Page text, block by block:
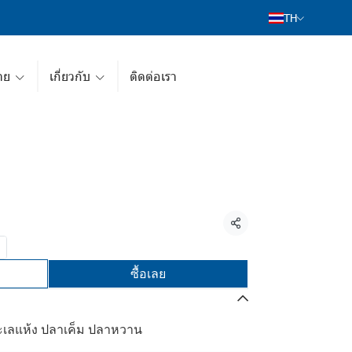
TH
ย เกี่ยวกับ ติดต่อเรา
แชร์
ซื้อเลย
ลแห้ง ปลาเค็ม ปลาหวาน